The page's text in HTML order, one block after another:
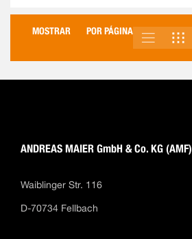
MOSTRAR POR PÁGINA
VER
COMO
LISTA
ANDREAS MAIER GmbH & Co. KG (AMF)
Waiblinger Str. 116
D-70734 Fellbach